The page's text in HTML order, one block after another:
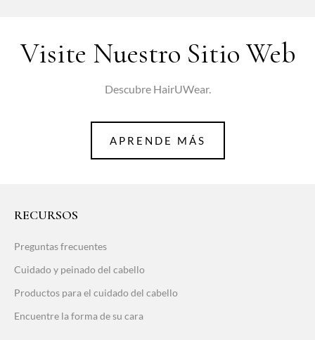
Visite Nuestro Sitio Web
Descubre HairUWear.
APRENDE MÁS
RECURSOS
Preguntas frecuentes
Cuidado y peinado del cabello
Productos para el cuidado del cabello
Encuentre la forma de su cara